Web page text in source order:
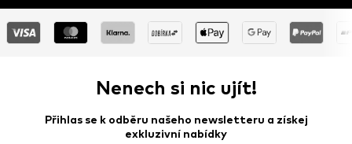
Nenech si nic ujít!
Přihlas se k odběru našeho newsletteru a získej
exkluzivní nabídky